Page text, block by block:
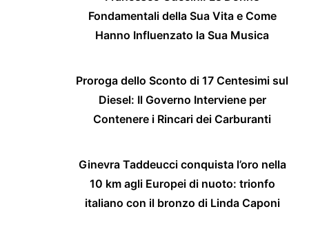
Fondamentali della Sua Vita e Come
Hanno Influenzato la Sua Musica
Proroga dello Sconto di 17 Centesimi sul
Diesel: Il Governo Interviene per
Contenere i Rincari dei Carburanti
Ginevra Taddeucci conquista l’oro nella
10 km agli Europei di nuoto: trionfo
italiano con il bronzo di Linda Caponi